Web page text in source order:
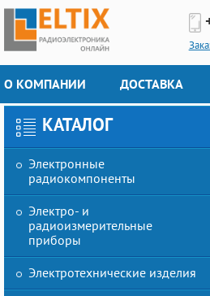
О КОМПАНИИ ДОСТАВКА
КАТАЛОГ
Электронные
радиокомпоненты
Электро- и
радиоизмерительные
приборы
Электротехнические изделия